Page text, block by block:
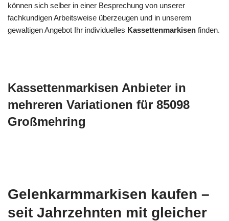
können sich selber in einer Besprechung von unserer
fachkundigen Arbeitsweise überzeugen und in unserem
gewaltigen Angebot Ihr individuelles Kassettenmarkisen finden.
Kassettenmarkisen Anbieter in
mehreren Variationen für 85098
Großmehring
Gelenkarmmarkisen kaufen –
seit Jahrzehnten mit gleicher